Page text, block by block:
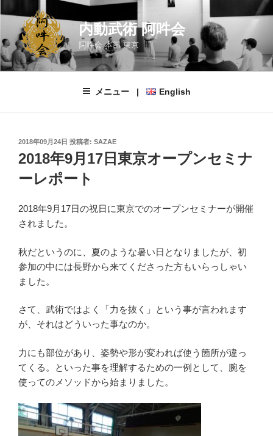
ン
ツ
内動武術 阿吽会
阿吽会 本部 東京
メニュー | English
投
稿
日:
2018年09月24日 投稿者: SAZAE
2018年9月17日東京オープンセミナ
ーレポート
2018年9月17日の祝日に東京でのオープンセミナーが開催
されました。
秋だというのに、夏のような暑い日となりましたが、初
参加の中には長野から来てくださった方もいらっしゃい
ました。
さて、武術ではよく「力を抜く」という事が言われます
が、それはどういった事なのか。
力にも部位があり、姿勢や形が変われば使う箇所が違っ
てくる。といった事を理解するための一例として、腕を
使ってのメソッドから始まりました。